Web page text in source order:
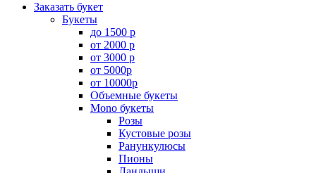
Заказать букет
Букеты
до 1500 р
от 2000 р
от 3000 р
от 5000р
от 10000р
Объемные букеты
Mono букеты
Розы
Кустовые розы
Ранункулюсы
Пионы